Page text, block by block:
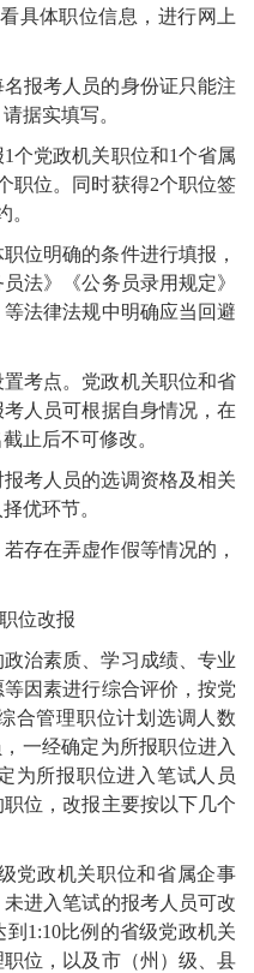
具体职位信息，进行网上
报考人员的身份证只能注
据实填写。
个党政机关职位和1个省属
职位。同时获得2个职位签
。
位明确的条件进行填报，
法》《公务员录用规定》
等法律法规中明确应当回避
考点。党政机关职位和省
人员可根据自身情况，在
止后不可修改。
考人员的选调资格及相关
优环节。
存在弄虚作假等情况的，
位改报
治素质、学习成绩、专业
因素进行综合评价，按党
合管理职位计划选调人数
一经确定为所报职位进入
为所报职位进入笔试人员
位，改报主要按以下几个
党政机关职位和省属企事
进入笔试的报考人员可改
1:10比例的省级党政机关
位，以及市（州）级、县